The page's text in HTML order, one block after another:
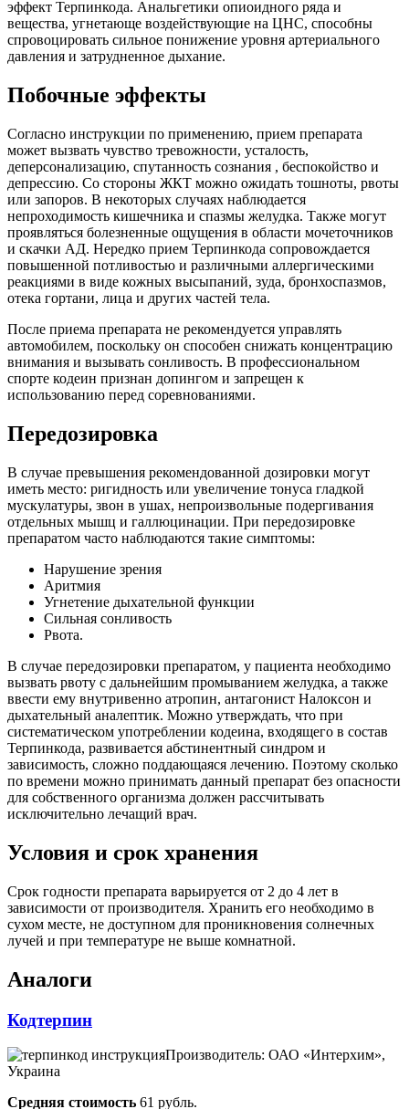
эффект Терпинкода. Анальгетики опиоидного ряда и
вещества, угнетающе воздействующие на ЦНС, способны
спровоцировать сильное понижение уровня артериального
давления и затрудненное дыхание.
Побочные эффекты
Согласно инструкции по применению, прием препарата
может вызвать чувство тревожности, усталость,
деперсонализацию, спутанность сознания , беспокойство и
депрессию. Со стороны ЖКТ можно ожидать тошноты, рвоты
или запоров. В некоторых случаях наблюдается
непроходимость кишечника и спазмы желудка. Также могут
проявляться болезненные ощущения в области мочеточников
и скачки АД. Нередко прием Терпинкода сопровождается
повышенной потливостью и различными аллергическими
реакциями в виде кожных высыпаний, зуда, бронхоспазмов,
отека гортани, лица и других частей тела.
После приема препарата не рекомендуется управлять
автомобилем, поскольку он способен снижать концентрацию
внимания и вызывать сонливость. В профессиональном
спорте кодеин признан допингом и запрещен к
использованию перед соревнованиями.
Передозировка
В случае превышения рекомендованной дозировки могут
иметь место: ригидность или увеличение тонуса гладкой
мускулатуры, звон в ушах, непроизвольные подергивания
отдельных мышц и галлюцинации. При передозировке
препаратом часто наблюдаются такие симптомы:
Нарушение зрения
Аритмия
Угнетение дыхательной функции
Сильная сонливость
Рвота.
В случае передозировки препаратом, у пациента необходимо
вызвать рвоту с дальнейшим промыванием желудка, а также
ввести ему внутривенно атропин, антагонист Налоксон и
дыхательный аналептик. Можно утверждать, что при
систематическом употреблении кодеина, входящего в состав
Терпинкода, развивается абстинентный синдром и
зависимость, сложно поддающаяся лечению. Поэтому сколько
по времени можно принимать данный препарат без опасности
для собственного организма должен рассчитывать
исключительно лечащий врач.
Условия и срок хранения
Срок годности препарата варьируется от 2 до 4 лет в
зависимости от производителя. Хранить его необходимо в
сухом месте, не доступном для проникновения солнечных
лучей и при температуре не выше комнатной.
Аналоги
Кодтерпин
Производитель: ОАО «Интерхим»,
Украина
Средняя стоимость 61 рубль.